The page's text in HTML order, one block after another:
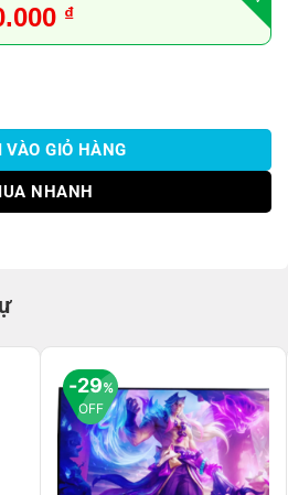
₫Giá
hiện
2.200.000 ₫.
27 FULL VIỀN CONG 100HZ BLACK
VÀO GIỎ HÀNG
NHANH
29%
OFF